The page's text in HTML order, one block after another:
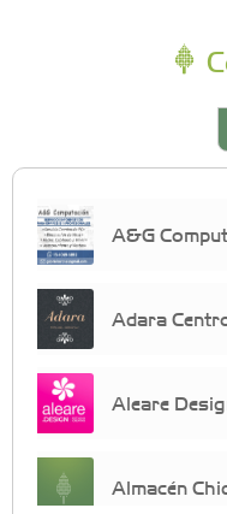
A&G
Adara
Aleare
Almacén